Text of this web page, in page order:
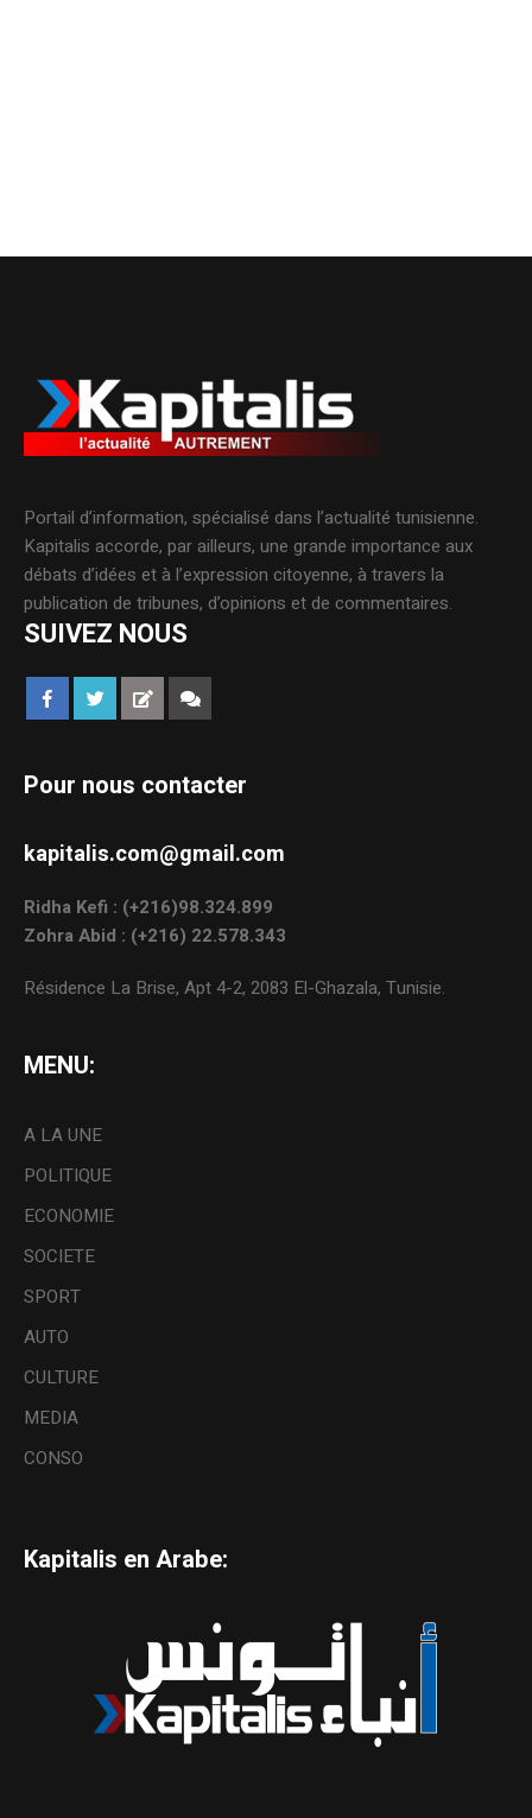
Portail d’information, spécialisé dans l’actualité tunisienne.
Kapitalis accorde, par ailleurs, une grande importance aux
débats d’idées et à l’expression citoyenne, à travers la
publication de tribunes, d’opinions et de commentaires.
SUIVEZ NOUS
Pour nous contacter
kapitalis.com@gmail.com
Ridha Kefi : (+216)98.324.899
Zohra Abid : (+216) 22.578.343
Résidence La Brise, Apt 4-2, 2083 El-Ghazala, Tunisie.
MENU:
A LA UNE
POLITIQUE
ECONOMIE
SOCIETE
SPORT
AUTO
CULTURE
MEDIA
CONSO
Kapitalis en Arabe: